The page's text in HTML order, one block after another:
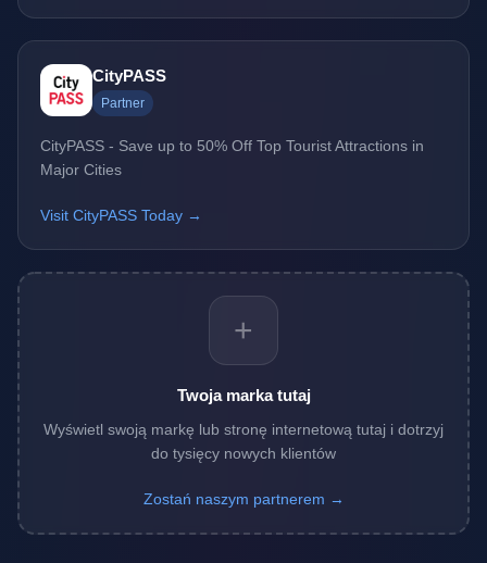
CityPASS
Partner
CityPASS - Save up to 50% Off Top Tourist Attractions in
Major Cities
Visit CityPASS Today →
+
Twoja marka tutaj
Wyświetl swoją markę lub stronę internetową tutaj i dotrzyj
do tysięcy nowych klientów
Zostań naszym partnerem →